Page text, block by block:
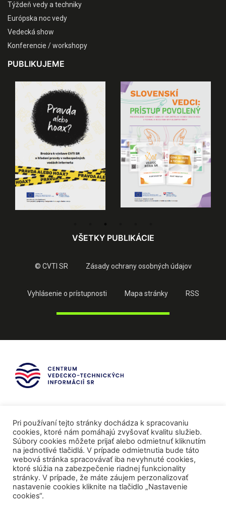
Týždeň vedy a techniky
Európska noc vedy
Vedecká show
Konferencie / workshopy
PUBLIKUJEME
VŠETKY PUBLIKÁCIE
© CVTI SR Zásady ochrany osobných údajov
Vyhlásenie o prístupnosti Mapa stránky RSS
Mediálni partneri
Pri používaní tejto stránky dochádza k spracovaniu
cookies, ktoré nám pomáhajú zvyšovať kvalitu služieb.
Súbory cookies môžete prijať alebo odmietnuť kliknutím
na jednotlivé tlačidlá. V prípade odmietnutia bude táto
webová stránka spracovávať iba nevyhnuté cookies,
ktoré slúžia na zabezpečenie riadnej funkcionality
stránky. V prípade, že máte záujem perzonalizovať
nastavenie cookies kliknite na tlačidlo „Nastavenie
cookies“.